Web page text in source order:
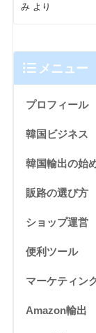
みより
メニュー
プロフィール
韓国ビジネス
韓国輸出の始
販路の選び方
ショップ運営
便利ツール
マーケティン
Amazon輸出